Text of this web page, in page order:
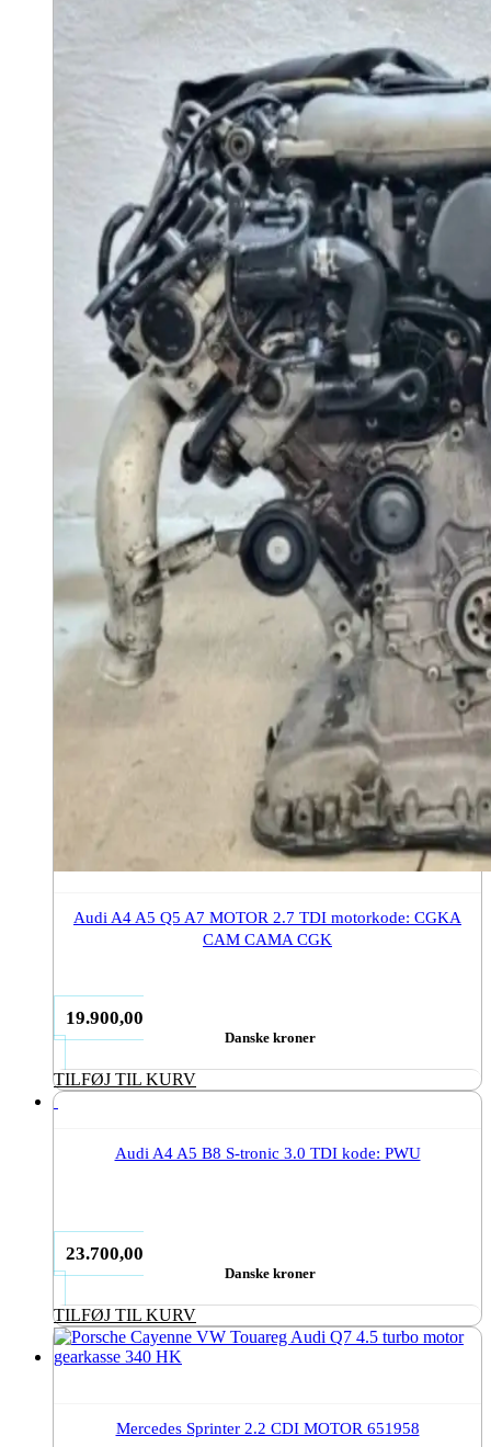
Audi A4 A5 Q5 A7 MOTOR 2.7 TDI motorkode: CGKA
CAM CAMA CGK
19.900,00
Danske kroner
TILFØJ TIL KURV
Audi A4 A5 B8 S-tronic 3.0 TDI kode: PWU
23.700,00
Danske kroner
TILFØJ TIL KURV
Mercedes Sprinter 2.2 CDI MOTOR 651958